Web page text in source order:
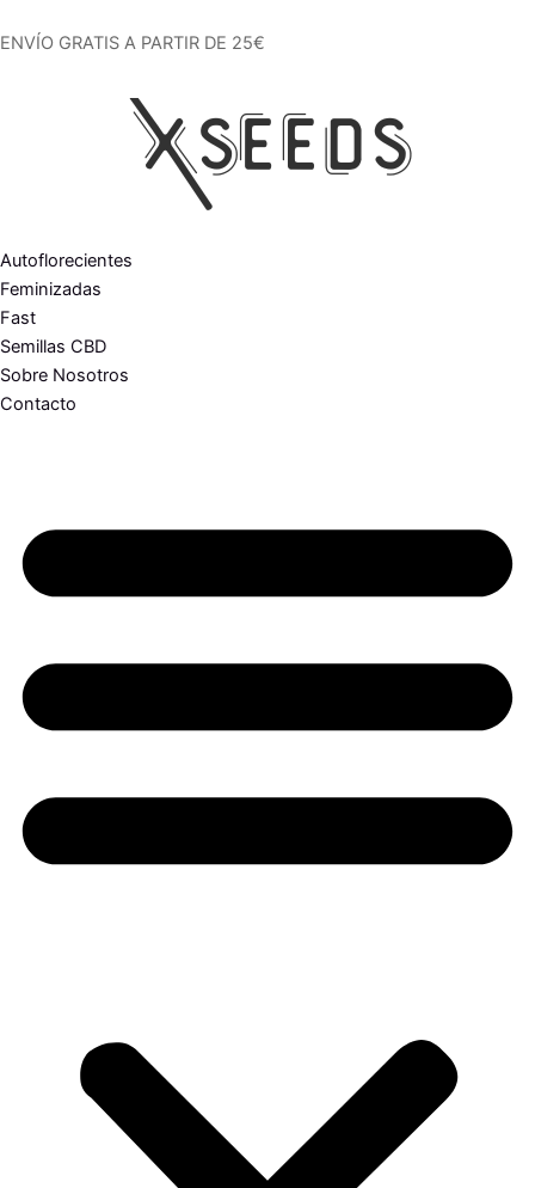
al
ENVÍO GRATIS A PARTIR DE 25€
Autoflorecientes
Feminizadas
Fast
Semillas CBD
Sobre Nosotros
Contacto